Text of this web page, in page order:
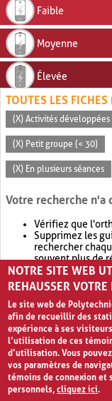
Faible
Moyenne
Élevée
TOUTES LES
(X) Activités
(X) Petit groupe (< 30)
(X) En plusieurs séances
Votre recherche n'a
Vérifiez que
Supprimez les
rechercher
souvent plus de
Envisagez
retournera
NOTRE SITE WEB
REHAUSSER
Le site web de
afin de recueillir des
expérience à ses
l’utilisation de ces
d’utilisation. Vous
vos paramètres de
témoins de connexion et
personnels,cliquez ici.